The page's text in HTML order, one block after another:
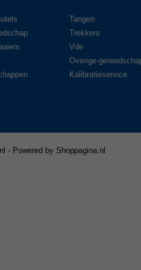
Tangen
Trekkers
Vde
Overige-
Kalibratieservice
- Powered by Shoppagina.nl